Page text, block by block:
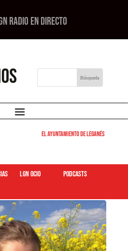
RADIO EN DIRECTO
El Ayuntamiento de Leganés pone en
LGN ocio podcasts